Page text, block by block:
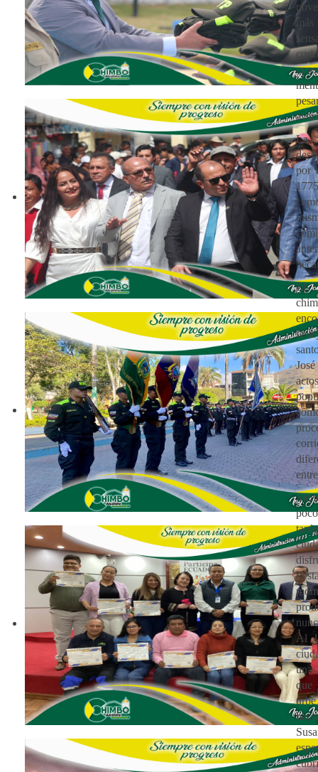
La
por
El
Al
un
que